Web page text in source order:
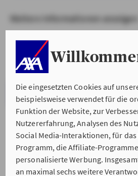
Die eingesetzten Cookies auf
beispielsweise verwendet für die
Funktion der Website, zur
Nutzererfahrung, Analysen des
Social Media-Interaktionen, für
Programm, die Affiliate-
personalisierte Werbung.
an maximal sechs weitere
Weitere Informationen anzeigen
VERSTANDEN &